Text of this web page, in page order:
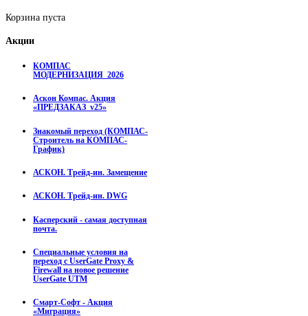
Корзина пуста
Акции
КОМПАС
МОДЕРНИЗАЦИЯ_2026
Аскон Компас. Акция
«ПРЕДЗАКАЗ_v25»
Знакомый переход (КОМПАС-
Строитель на КОМПАС-
График)
АСКОН. Трейд-ин. Замещение
АСКОН. Трейд-ин. DWG
Касперский - самая доступная
почта.
Специальные условия на
переход с UserGate Proxy &
Firewall на новое решение
UserGate UTM
Смарт-Софт - Акция
«Миграция»